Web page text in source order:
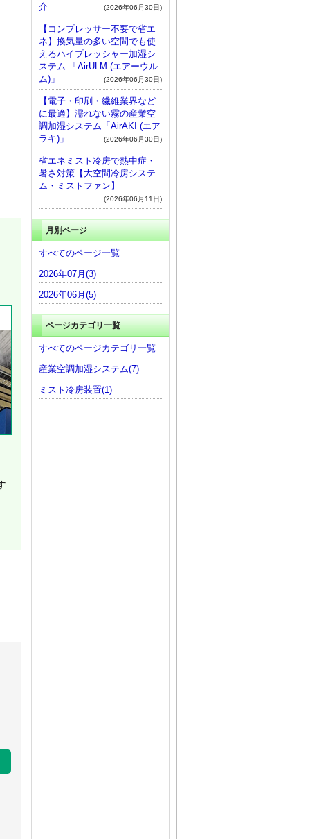
介
(2026年06月30日)
【コンプレッサー不要で省エ
ネ】換気量の多い空間でも使
えるハイプレッシャー加湿シ
ステム 「AirULM (エアーウル
ム)」
(2026年06月30日)
【電子・印刷・繊維業界など
に最適】濡れない霧の産業空
調加湿システム「AirAKI (エア
ラキ)」
(2026年06月30日)
省エネミスト冷房で熱中症・
暑さ対策【大空間冷房システ
ム・ミストファン】
(2026年06月11日)
月別ページ
すべてのページ一覧
2026年07月(3)
2026年06月(5)
ページカテゴリ一覧
すべてのページカテゴリ一覧
産業空調加湿システム(7)
ミスト冷房装置(1)